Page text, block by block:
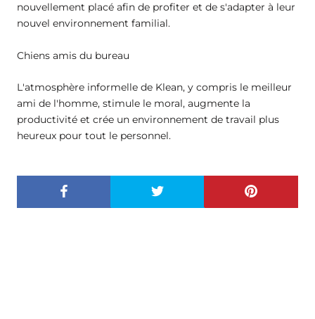
nouvellement placé afin de profiter et de s'adapter à leur
nouvel environnement familial.
Chiens amis du bureau
L'atmosphère informelle de Klean, y compris le meilleur
ami de l'homme, stimule le moral, augmente la
productivité et crée un environnement de travail plus
heureux pour tout le personnel.